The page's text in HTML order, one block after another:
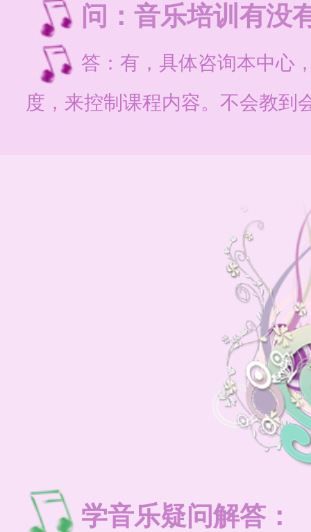
问：音乐培训有没
答：有，具体咨询本中心
度，来控制课程内容。不会教到
学音乐疑问解答：